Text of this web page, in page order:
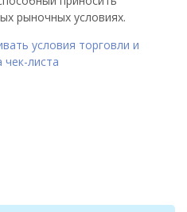
рыночных условиях.
условия торговли и
листа